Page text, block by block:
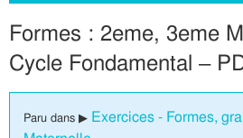
Formes : 2eme, 3eme
Cycle Fondamental –
Paru dans ▶ Exercices - Formes,